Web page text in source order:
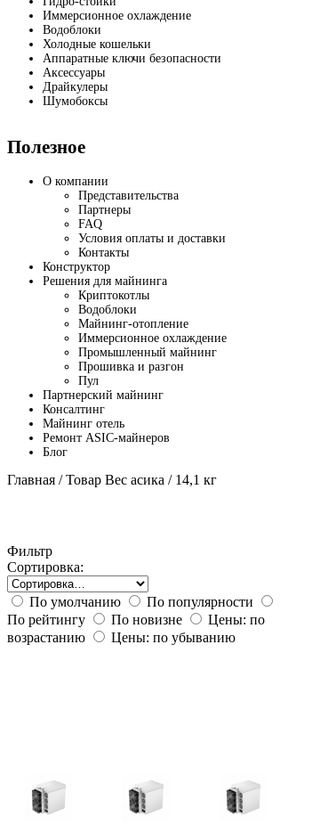
Иммерсионное охлаждение
Водоблоки
Холодные кошельки
Аппаратные ключи безопасности
Аксессуары
Драйкулеры
Шумобоксы
Полезное
О компании
Представительства
Партнеры
FAQ
Условия оплаты и доставки
Контакты
Конструктор
Решения для майнинга
Криптокотлы
Водоблоки
Майнинг-отопление
Иммерсионное охлаждение
Промышленный майнинг
Прошивка и разгон
Пул
Партнерский майнинг
Консалтинг
Майнинг отель
Ремонт ASIC-майнеров
Блог
Главная / Товар Вес асика / 14,1 кг
Фильтр
Сортировка:
По умолчанию
По популярности
По рейтингу
По новизне
Цены: по
возрастанию
Цены: по убыванию